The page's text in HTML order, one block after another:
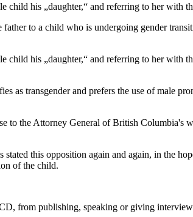
his „daughter,“ and referring to her with
to a child who is undergoing gender
his „daughter,“ and referring to her with
transgender and prefers the use of male
to the Attorney General of British Columbia's
this opposition again and again, in the
of the child.
from publishing, speaking or giving